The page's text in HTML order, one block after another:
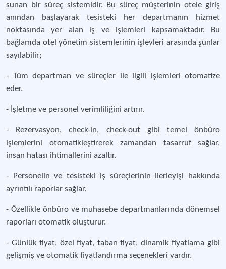
sunan bir süreç sistemidir. Bu süreç müşterinin otele giriş
anından başlayarak tesisteki her departmanın hizmet
noktasında yer alan iş ve işlemleri kapsamaktadır. Bu
bağlamda otel yönetim sistemlerinin işlevleri arasında şunlar
sayılabilir;
- Tüm departman ve süreçler ile ilgili işlemleri otomatize
eder.
- İşletme ve personel verimliliğini artırır.
- Rezervasyon, check-in, check-out gibi temel önbüro
işlemlerini otomatikleştirerek zamandan tasarruf sağlar,
insan hatası ihtimallerini azaltır.
- Personelin ve tesisteki iş süreçlerinin ilerleyişi hakkında
ayrıntılı raporlar sağlar.
- Özellikle önbüro ve muhasebe departmanlarında dönemsel
raporları otomatik oluşturur.
- Günlük fiyat, özel fiyat, taban fiyat, dinamik fiyatlama gibi
gelişmiş ve otomatik fiyatlandırma seçenekleri vardır.